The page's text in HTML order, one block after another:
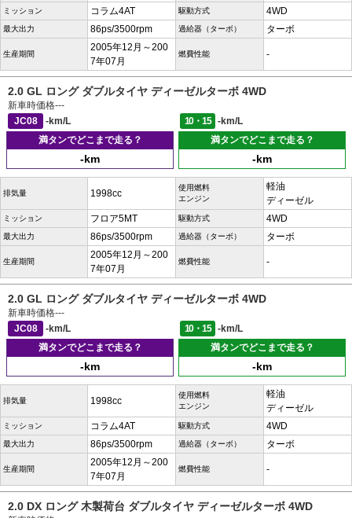
ミッション コラム4AT 駆動方式 4WD
最大出力 86ps/3500rpm 過給器（ターボ） ターボ
生産期間
2005年12月～200
7年07月
燃費性能 -
2.0 GL ロング ダブルタイヤ ディーゼルターボ 4WD
新車時価格---
JC08
-km/L 10・15
-km/L
満タンでどこまで走る？
-km
満タンでどこまで走る？
-km
排気量 1998cc
使用燃料
エンジン
軽油
ディーゼル
ミッション フロア5MT 駆動方式 4WD
最大出力 86ps/3500rpm 過給器（ターボ） ターボ
生産期間
2005年12月～200
7年07月
燃費性能 -
2.0 GL ロング ダブルタイヤ ディーゼルターボ 4WD
新車時価格---
JC08
-km/L 10・15
-km/L
満タンでどこまで走る？
-km
満タンでどこまで走る？
-km
排気量 1998cc
使用燃料
エンジン
軽油
ディーゼル
ミッション コラム4AT 駆動方式 4WD
最大出力 86ps/3500rpm 過給器（ターボ） ターボ
生産期間
2005年12月～200
7年07月
燃費性能 -
2.0 DX ロング 木製荷台 ダブルタイヤ ディーゼルターボ 4WD